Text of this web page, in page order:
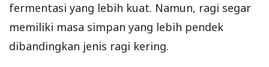
fermentasi yang lebih kuat. Namun, ragi segar
memiliki masa simpan yang lebih pendek
dibandingkan jenis ragi kering.